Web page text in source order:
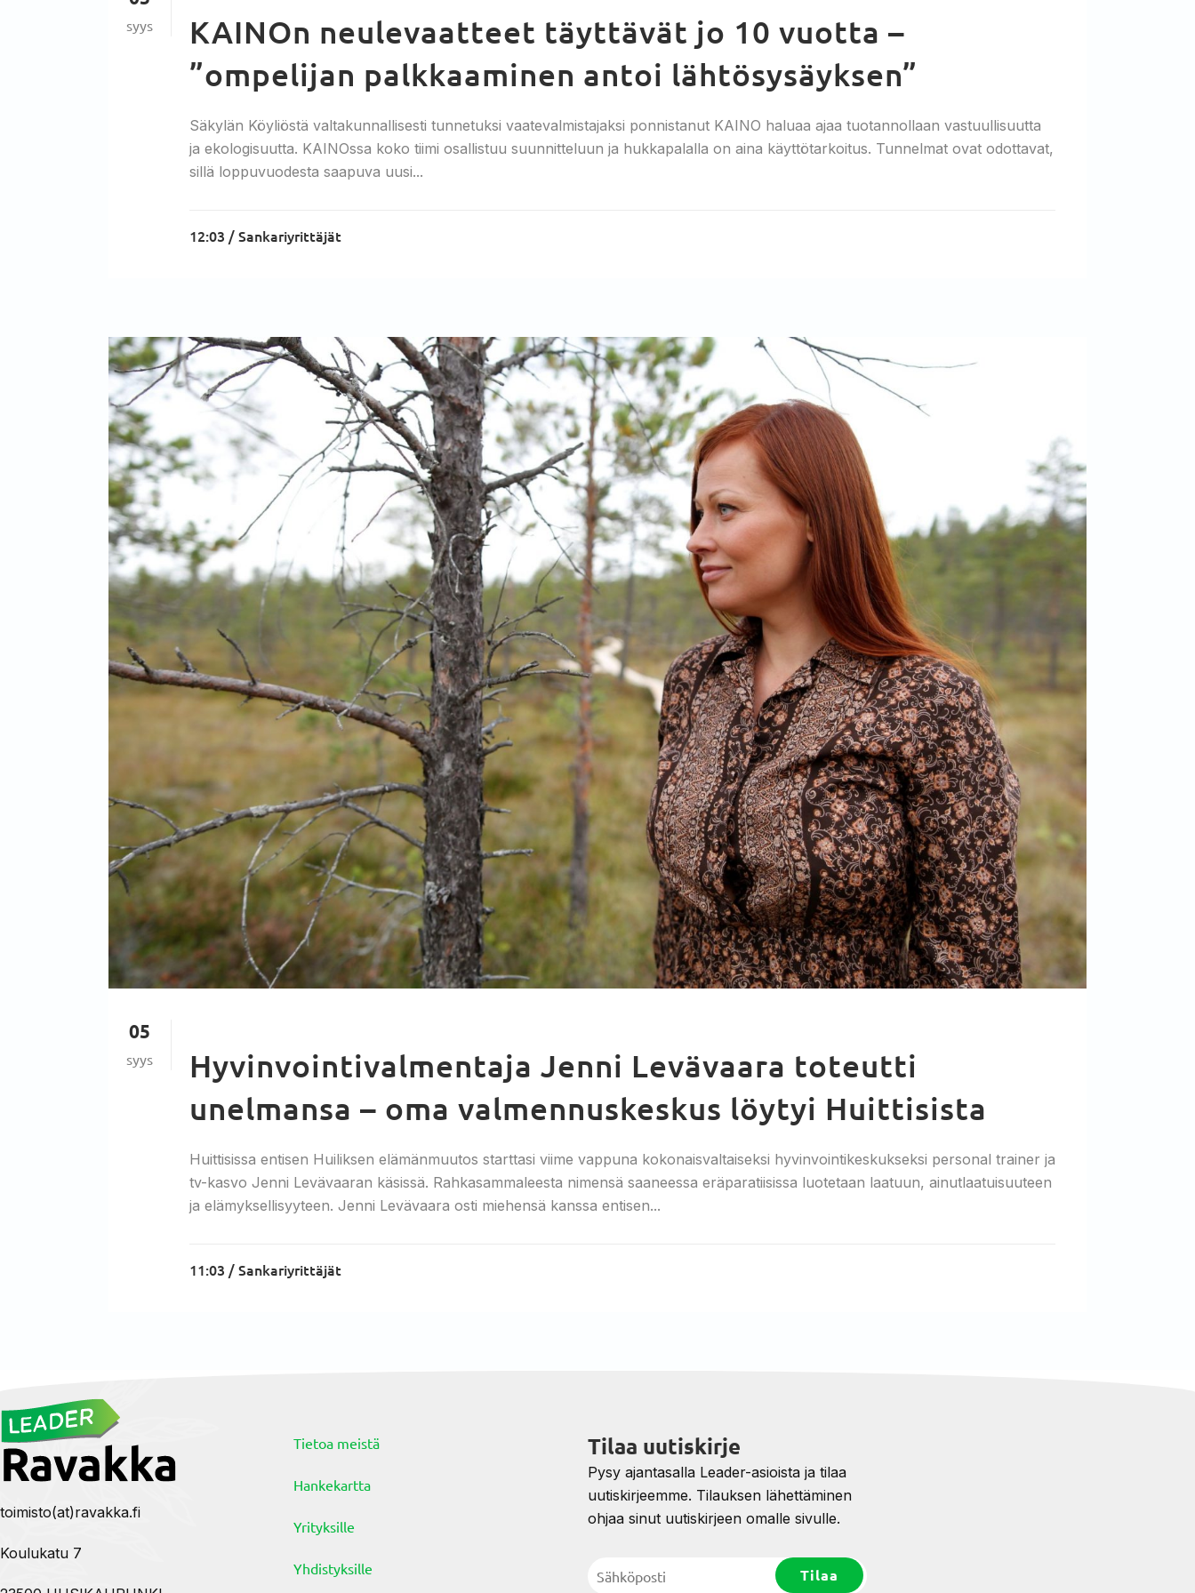
syys
KAINOn neulevaatteet täyttävät jo 10 vuotta –
”ompelijan palkkaaminen antoi lähtösysäyksen”
Säkylän Köyliöstä valtakunnallisesti tunnetuksi vaatevalmistajaksi ponnistanut KAINO haluaa ajaa tuotannollaan vastuullisuutta
ja ekologisuutta. KAINOssa koko tiimi osallistuu suunnitteluun ja hukkapalalla on aina käyttötarkoitus. Tunnelmat ovat odottavat,
sillä loppuvuodesta saapuva uusi...
12:03 /Sankariyrittäjät
05
syys
Hyvinvointivalmentaja Jenni Levävaara toteutti
unelmansa – oma valmennuskeskus löytyi Huittisista
Huittisissa entisen Huiliksen elämänmuutos starttasi viime vappuna kokonaisvaltaiseksi hyvinvointikeskukseksi personal trainer ja
tv-kasvo Jenni Levävaaran käsissä. Rahkasammaleesta nimensä saaneessa eräparatiisissa luotetaan laatuun, ainutlaatuisuuteen
ja elämyksellisyyteen. Jenni Levävaara osti miehensä kanssa entisen...
11:03 /Sankariyrittäjät
toimisto(at)ravakka.fi
Koulukatu 7
Tietoa meistä
Hankekartta
Yrityksille
Yhdistyksille
Tilaa uutiskirje
Pysy ajantasalla Leader-asioista ja tilaa
uutiskirjeemme. Tilauksen lähettäminen
ohjaa sinut uutiskirjeen omalle sivulle.